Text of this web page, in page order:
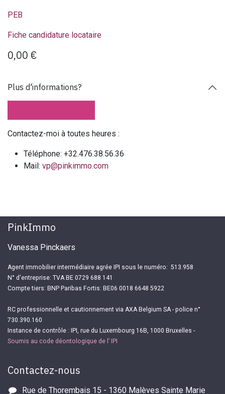
PEB
Fiche candidature locataire
0,00 €
Plus d'informations?
Contactez-moi à toutes heures :
Téléphone: +32.476.38.56.36
Mail: vp@pinkimmo.com
PinkImmo
Vanessa Pinckaers
Agent immobilier intermédiaire agrée IPI sous le numéro: 513.958
N° d'entreprise: TVA BE 0729 688 141
Compte tiers: BNP Paribas Fortis: BE06 0018 6648 5922
RC professionnelle et cautionnement via AXA Belgium SA - police n°
730.390.160
Instance de contrôle : IPI, rue du Luxembourg 16B, 1000 Bruxelles -
Soumis au code déontologique de l’ IPI
Contactez-nous
Rue de Thorembais 15 - 1360 Malèves Sainte Marie